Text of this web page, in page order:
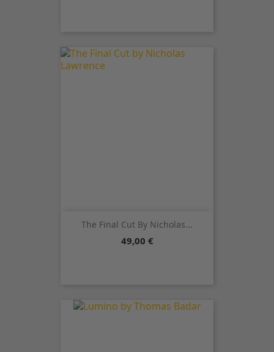
The Final Cut By Nicholas...
Precio
49,00 €